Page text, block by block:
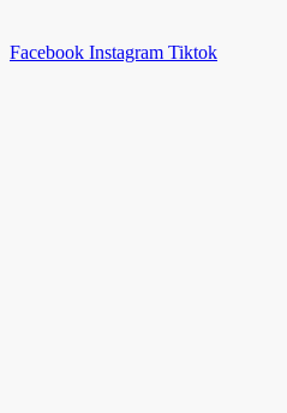
Facebook Instagram Tiktok